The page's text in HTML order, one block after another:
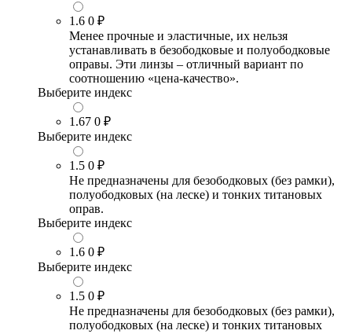
1.6 0 ₽
Менее прочные и эластичные, их нельзя
устанавливать в безободковые и полуободковые
оправы. Эти линзы – отличный вариант по
соотношению «цена-качество».
Выберите индекс
1.67 0 ₽
Выберите индекс
1.5 0 ₽
Не предназначены для безободковых (без рамки),
полуободковых (на леске) и тонких титановых
оправ.
Выберите индекс
1.6 0 ₽
Выберите индекс
1.5 0 ₽
Не предназначены для безободковых (без рамки),
полуободковых (на леске) и тонких титановых